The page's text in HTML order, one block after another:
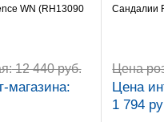
WN (RH13090
12 440 руб.
магазина:
Сандалии
Цена
Цена
1 794